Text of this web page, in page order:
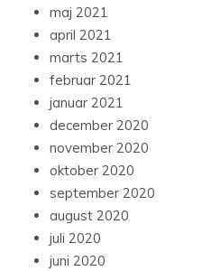
maj 2021
april 2021
marts 2021
februar 2021
januar 2021
december 2020
november 2020
oktober 2020
september 2020
august 2020
juli 2020
juni 2020